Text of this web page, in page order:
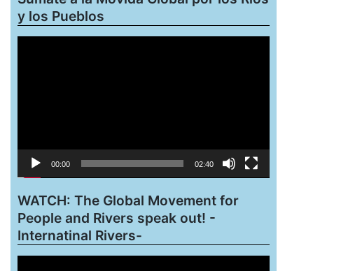
y los Pueblos
00:00 02:40
WATCH: The Global Movement for
People and Rivers speak out! -
Internatinal Rivers-